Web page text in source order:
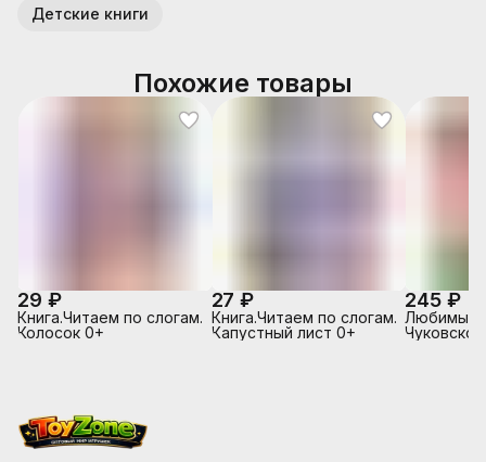
Детские книги
Похожие товары
29 ₽
Книга.Читаем по слогам.
Колосок 0+
27 ₽
Книга.Читаем по слогам.
Капустный лист 0+
245 ₽
Любимые